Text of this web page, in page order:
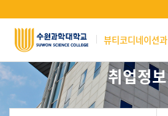
뷰티코디네이션과
취업정보